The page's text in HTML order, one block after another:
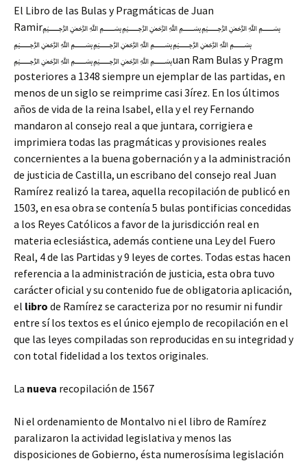
El Libro de las Bulas y Pragmáticas de Juan
Ramir﷽﷽﷽
﷽﷽﷽
﷽﷽uan Ram Bulas y Pragm
posteriores a 1348 siempre un ejemplar de las partidas, en
menos de un siglo se reimprime casi 3írez. En los últimos
años de vida de la reina Isabel, ella y el rey Fernando
mandaron al consejo real a que juntara, corrigiera e
imprimiera todas las pragmáticas y provisiones reales
concernientes a la buena gobernación y a la administración
de justicia de Castilla, un escribano del consejo real Juan
Ramírez realizó la tarea, aquella recopilación de publicó en
1503, en esa obra se contenía 5 bulas pontificias concedidas
a los Reyes Católicos a favor de la jurisdicción real en
materia eclesiástica, además contiene una Ley del Fuero
Real, 4 de las Partidas y 9 leyes de cortes. Todas estas hacen
referencia a la administración de justicia, esta obra tuvo
carácter oficial y su contenido fue de obligatoria aplicación,
el libro de Ramírez se caracteriza por no resumir ni fundir
entre sí los textos es el único ejemplo de recopilación en el
que las leyes compiladas son reproducidas en su integridad y
con total fidelidad a los textos originales.
La nueva recopilación de 1567
Ni el ordenamiento de Montalvo ni el libro de Ramírez
paralizaron la actividad legislativa y menos las
disposiciones de Gobierno, ésta numerosísima legislación